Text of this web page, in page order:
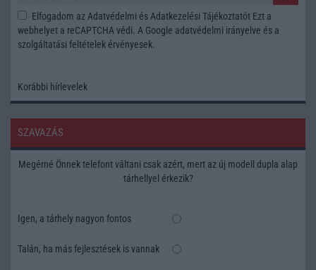
Elfogadom az Adatvédelmi és Adatkezelési Tájékoztatót Ezt a
webhelyet a reCAPTCHA védi. A Google adatvédelmi irányelve és a
szolgáltatási feltételek érvényesek.
Korábbi hírlevelek
SZAVAZÁS
Megérné Önnek telefont váltani csak azért, mert az új modell dupla alap
tárhellyel érkezik?
Igen, a tárhely nagyon fontos
Talán, ha más fejlesztések is vannak